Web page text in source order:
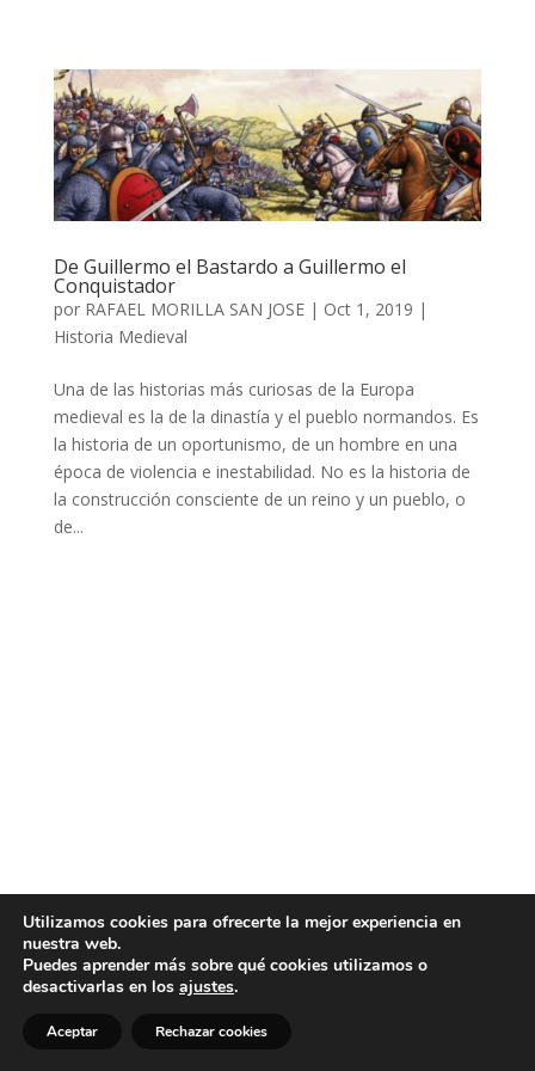
De Guillermo el Bastardo a Guillermo el
Conquistador
por RAFAEL MORILLA SAN JOSE| Oct 1, 2019 |
Historia Medieval
Una de las historias más curiosas de la Europa
medieval es la de la dinastía y el pueblo normandos. Es
la historia de un oportunismo, de un hombre en una
época de violencia e inestabilidad. No es la historia de
la construcción consciente de un reino y un pueblo, o
de...
Utilizamos cookies para ofrecerte la mejor experiencia en
nuestra web.
Puedes aprender más sobre qué cookies utilizamos o
desactivarlas en los ajustes.
Aceptar Rechazar cookies